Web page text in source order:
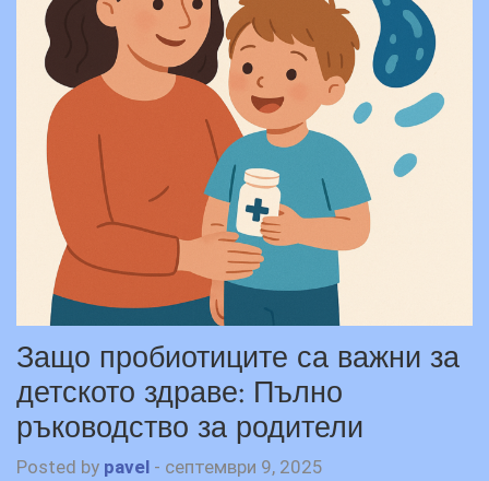
Защо пробиотиците са важни за
детското здраве: Пълно
ръководство за родители
Posted by pavel - септември 9, 2025